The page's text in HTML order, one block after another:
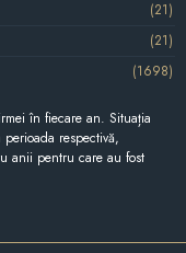
(21)
(21)
(1698)
în fiecare an. Situația
respectivă,
anii pentru care au fost